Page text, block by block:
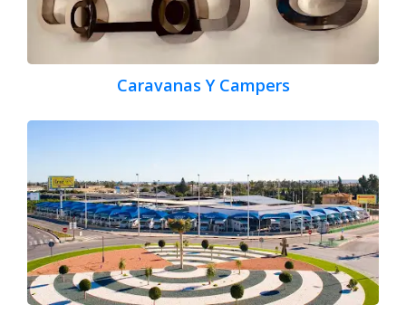
Caravanas Y Campers